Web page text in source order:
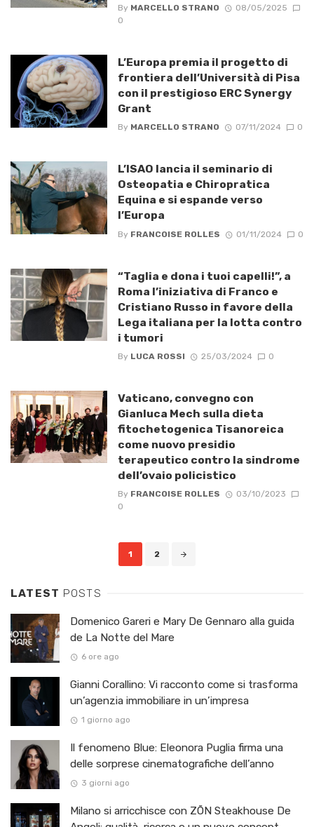
By MARCELLO STRANO
08/05/2025
0
L’Europa premia il progetto di
frontiera dell’Università di Pisa
con il prestigioso ERC Synergy
Grant
By MARCELLO STRANO 07/11/2024 0
L’ISAO lancia il seminario di
Osteopatia e Chiropratica
Equina e si espande verso
l’Europa
By FRANCOISE ROLLES 01/11/2024 0
“Taglia e dona i tuoi capelli!”, a
Roma l’iniziativa di Franco e
Cristiano Russo in favore della
Lega italiana per la lotta contro
i tumori
By LUCA ROSSI 25/03/2024 0
Vaticano, convegno con
Gianluca Mech sulla dieta
fitochetogenica Tisanoreica
come nuovo presidio
terapeutico contro la sindrome
dell’ovaio policistico
By FRANCOISE ROLLES
03/10/2023
0
1 2
LATEST POSTS
Domenico Gareri e Mary De Gennaro alla guida
de La Notte del Mare
6 ore ago
Gianni Corallino: Vi racconto come si trasforma
un’agenzia immobiliare in un’impresa
1 giorno ago
Il fenomeno Blue: Eleonora Puglia firma una
delle sorprese cinematografiche dell’anno
3 giorni ago
Milano si arricchisce con ZŌN Steakhouse De